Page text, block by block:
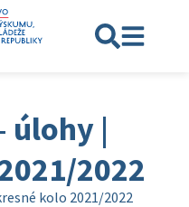
úlohy |
2022
kolo 2021/2022